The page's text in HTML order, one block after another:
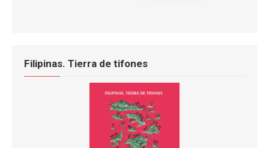
Filipinas. Tierra de tifones